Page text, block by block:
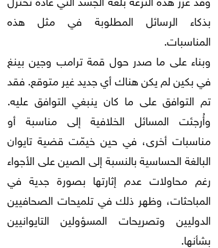
بذكاء الرسائل المطلوبة في مثل هذه
المناسبات.
وبناء على ما صدر حول قمة ترامب وجين بينغ
في بكين لم يكن هناك أي جديد غير متوقع. فقد
تم التوافق على ما كان ينبغي التوافق عليه.
وأُرجئت المسائل الخلافية إلى مناسبة أو
مناسبات أخرى، في حين خيمّت قضية تايوان
البالغة الحساسية بالنسبة إلى الصين على الأجواء
رغم محاولات عدم إثارتها بصورة جدية في
المباحثات، وظهر ذلك في تلميحات الصحافيين
الدوليين وتصريحات المسؤولين التايوانيين
بشأنها.